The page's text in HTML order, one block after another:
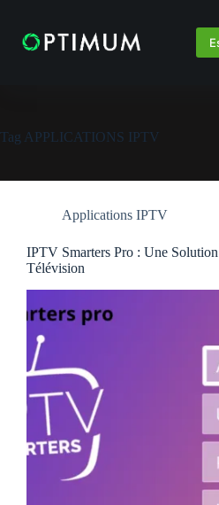
Tag APPLICATIONS IPTV
Applications IPTV
IPTV Smarters Pro : Une
Télévision